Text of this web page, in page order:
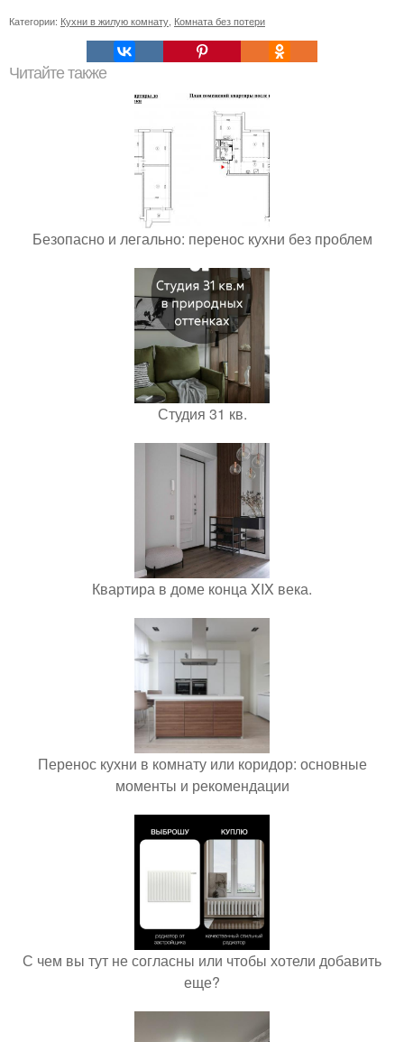
Категории: Кухни в жилую комнату, Комната без потери
Читайте также
Безопасно и легально: перенос кухни без проблем
Студия 31 кв.
Квартира в доме конца XIX века.
Перенос кухни в комнату или коридор: основные
моменты и рекомендации
С чем вы тут не согласны или чтобы хотели добавить
еще?